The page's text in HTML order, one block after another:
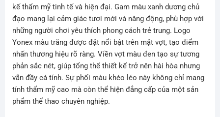
kế thẩm mỹ tinh tế và hiện đại. Gam màu xanh dương chủ
đạo mang lại cảm giác tươi mới và năng động, phù hợp với
những người chơi yêu thích phong cách trẻ trung. Logo
Yonex màu trắng được đặt nổi bật trên mặt vợt, tạo điểm
nhấn thương hiệu rõ ràng. Viền vợt màu đen tạo sự tương
phản sắc nét, giúp tổng thể thiết kế trở nên hài hòa nhưng
vẫn đầy cá tính. Sự phối màu khéo léo này không chỉ mang
tính thẩm mỹ cao mà còn thể hiện đẳng cấp của một sản
phẩm thể thao chuyên nghiệp.